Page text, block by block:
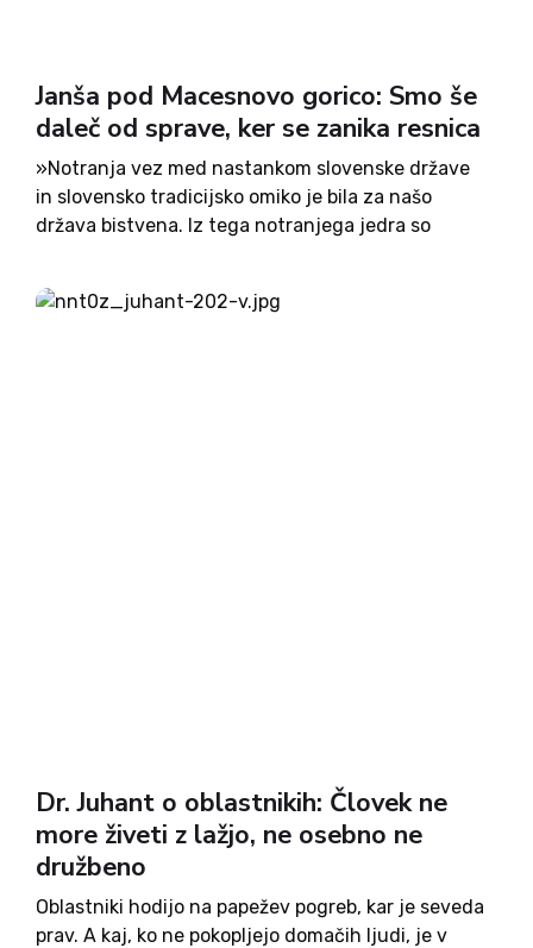
Janša pod Macesnovo gorico: Smo še
daleč od sprave, ker se zanika resnica
»Notranja vez med nastankom slovenske države
in slovensko tradicijsko omiko je bila za našo
država bistvena. Iz tega notranjega jedra so
prišla zgodovinska priložnost,« je na spominski
slovesnosti v poklon po vojni pomorjenim...
Dr. Juhant o oblastnikih: Človek ne
more živeti z lažjo, ne osebno ne
družbeno
Oblastniki hodijo na papežev pogreb, kar je seveda
prav. A kaj, ko ne pokopljejo domačih ljudi, je v